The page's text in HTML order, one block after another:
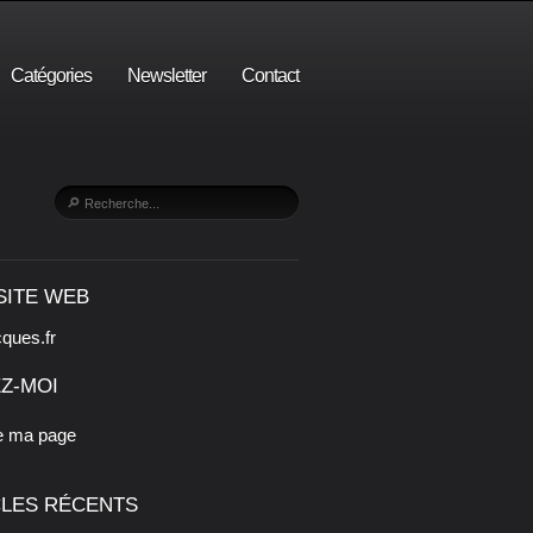
Catégories Newsletter Contact
WEB
MOI
ma page
RÉCENTS